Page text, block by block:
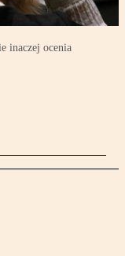
inaczej ocenia